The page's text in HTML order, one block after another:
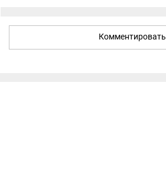
Комментировать